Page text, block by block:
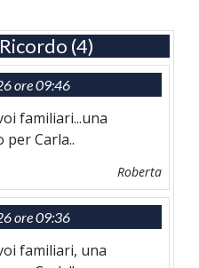
(4)
ore 09:46
familiari...una
Carla..
Roberta
ore 09:36
familiari, una